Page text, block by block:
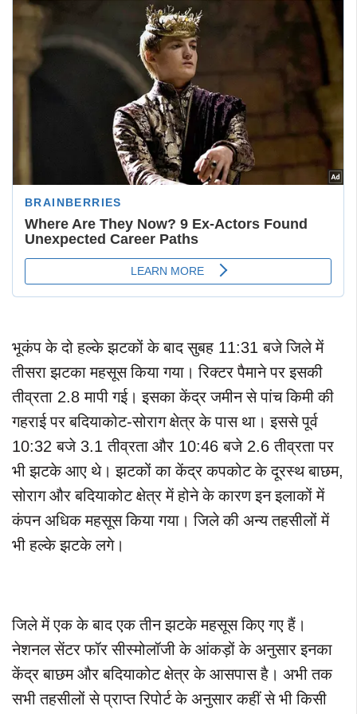
भूकंप के दो हल्के झटकों के बाद सुबह 11:31बजे जिले में
तीसरा झटका महसूस किया गया। रिक्टर पैमाने पर इसकी
तीव्रता 2.8मापी गई। इसका केंद्र जमीन से पांच किमी की
गहराई पर बदियाकोट-सोराग क्षेत्र के पास था। इससे पूर्व
10:32बजे3.1तीव्रता और 10:46बजे2.6तीव्रता पर
भी झटके आए थे। झटकों का केंद्र कपकोट के दूरस्थ बाछम,
सोराग और बदियाकोट क्षेत्र में होने के कारण इन इलाकों में
कंपन अधिक महसूस किया गया। जिले की अन्य तहसीलों में
भी हल्के झटके लगे।
जिले में एक के बाद एक तीन झटके महसूस किए गए हैं।
नेशनल सेंटर फॉर सीस्मोलॉजी के आंकड़ों के अनुसार इनका
केंद्र बाछम और बदियाकोट क्षेत्र के आसपास है। अभी तक
सभी तहसीलों से प्राप्त रिपोर्ट के अनुसार कहीं से भी किसी